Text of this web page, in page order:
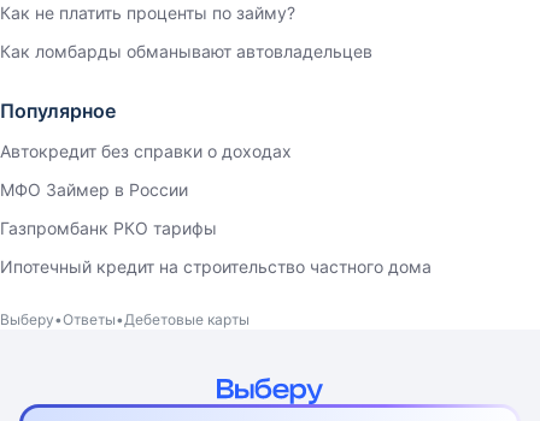
Как не платить проценты по займу?
Как ломбарды обманывают автовладельцев
Популярное
Автокредит без справки о доходах
МФО Займер в России
Газпромбанк РКО тарифы
Ипотечный кредит на строительство частного дома
Выберу Ответы Дебетовые карты